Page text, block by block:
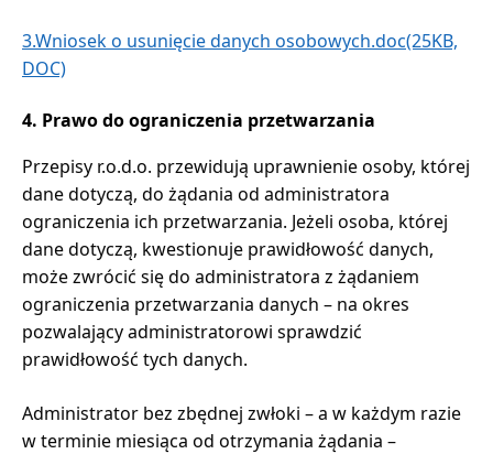
3.Wniosek o usunięcie danych osobowych.doc(25KB,
DOC)
4. Prawo do ograniczenia przetwarzania
Przepisy r.o.d.o. przewidują uprawnienie osoby, której
dane dotyczą, do żądania od administratora
ograniczenia ich przetwarzania. Jeżeli osoba, której
dane dotyczą, kwestionuje prawidłowość danych,
może zwrócić się do administratora z żądaniem
ograniczenia przetwarzania danych – na okres
pozwalający administratorowi sprawdzić
prawidłowość tych danych.
Administrator bez zbędnej zwłoki – a w każdym razie
w terminie miesiąca od otrzymania żądania –